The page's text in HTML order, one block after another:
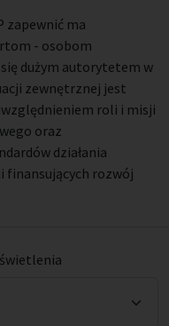
zapewnić ma
- osobom
dużym autorytetem w
zewnętrznej jest
roli i misji
oraz
działania
finansujących rozwój